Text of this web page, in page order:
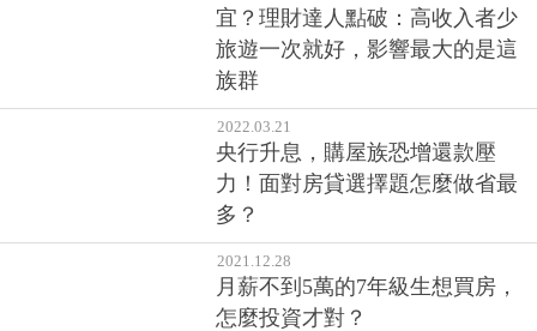
宜？理財達人點破：高收入者少
旅遊一次就好，影響最大的是這
族群
2022.03.21
央行升息，購屋族恐增還款壓
力！面對房貸選擇題怎麼做省最
多？
2021.12.28
月薪不到5萬的7年級生想買房，
怎麼投資才對？